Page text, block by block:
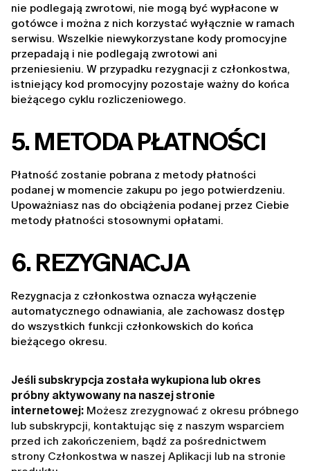
nie podlegają zwrotowi, nie mogą być wypłacone w
gotówce i można z nich korzystać wyłącznie w ramach
serwisu. Wszelkie niewykorzystane kody promocyjne
przepadają i nie podlegają zwrotowi ani
przeniesieniu. W przypadku rezygnacji z członkostwa,
istniejący kod promocyjny pozostaje ważny do końca
bieżącego cyklu rozliczeniowego.
5. METODA PŁATNOŚCI
Płatność zostanie pobrana z metody płatności
podanej w momencie zakupu po jego potwierdzeniu.
Upoważniasz nas do obciążenia podanej przez Ciebie
metody płatności stosownymi opłatami.
6. REZYGNACJA
Rezygnacja z członkostwa oznacza wyłączenie
automatycznego odnawiania, ale zachowasz dostęp
do wszystkich funkcji członkowskich do końca
bieżącego okresu.
Jeśli subskrypcja została wykupiona lub okres
próbny aktywowany na naszej stronie
internetowej: Możesz zrezygnować z okresu próbnego
lub subskrypcji, kontaktując się z naszym wsparciem
przed ich zakończeniem, bądź za pośrednictwem
strony Członkostwa w naszej Aplikacji lub na stronie